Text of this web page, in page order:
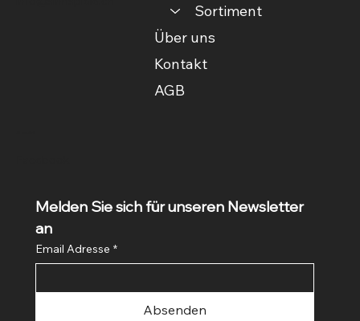
Sortiment
Über uns
Kontakt
AGB
Melden Sie sich für unseren Newsletter
an
Email Adresse *
Absenden